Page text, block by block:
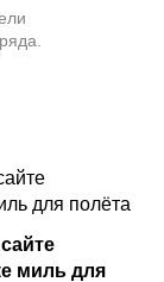
миль для